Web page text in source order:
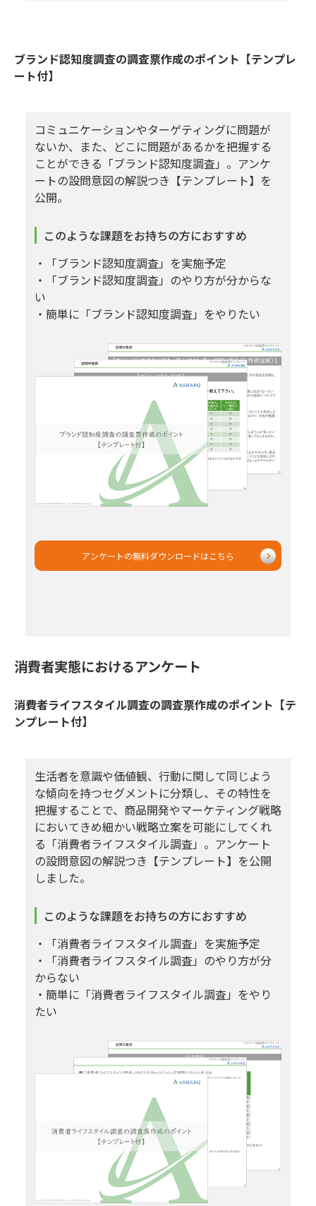
ブランド認知度調査の調査票作成のポイント【テンプレ
ート付】
コミュニケーションやターゲティングに問題が
ないか、また、どこに問題があるかを把握する
ことができる「ブランド認知度調査」。アンケ
ートの設問意図の解説つき【テンプレート】を
公開。
このような課題をお持ちの方におすすめ
・「ブランド認知度調査」を実施予定
・「ブランド認知度調査」のやり方が分からな
い
・簡単に「ブランド認知度調査」をやりたい
アンケートの無料ダウンロードはこちら
消費者実態におけるアンケート
消費者ライフスタイル調査の調査票作成のポイント【テ
ンプレート付】
生活者を意識や価値観、行動に関して同じよう
な傾向を持つセグメントに分類し、その特性を
把握することで、商品開発やマーケティング戦略
においてきめ細かい戦略立案を可能にしてくれ
る「消費者ライフスタイル調査」。アンケート
の設問意図の解説つき【テンプレート】を公開
しました。
このような課題をお持ちの方におすすめ
・「消費者ライフスタイル調査」を実施予定
・「消費者ライフスタイル調査」のやり方が分
からない
・簡単に「消費者ライフスタイル調査」をやり
たい